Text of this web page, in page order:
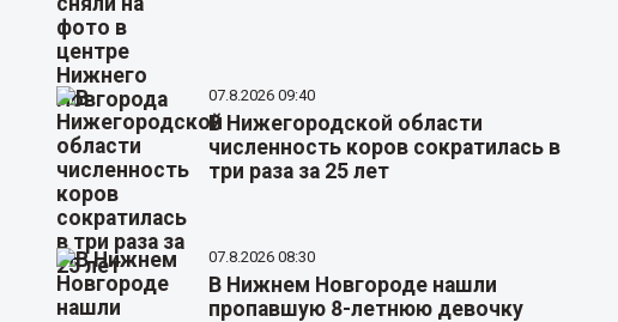
07.8.2026 09:40
В Нижегородской области
численность коров сократилась в
три раза за 25 лет
07.8.2026 08:30
В Нижнем Новгороде нашли
пропавшую 8-летнюю девочку